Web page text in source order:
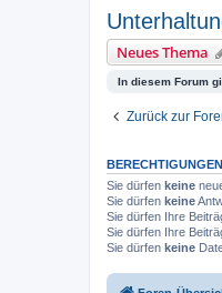
Neues Thema
In diesem Forum
Zurück zur
Sie dürfen keine
Sie dürfen keine
Sie dürfen Ihre
Sie dürfen Ihre
Sie dürfen keine